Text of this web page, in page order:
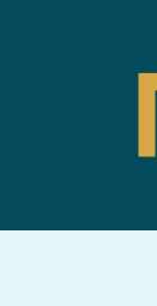
研究院介绍